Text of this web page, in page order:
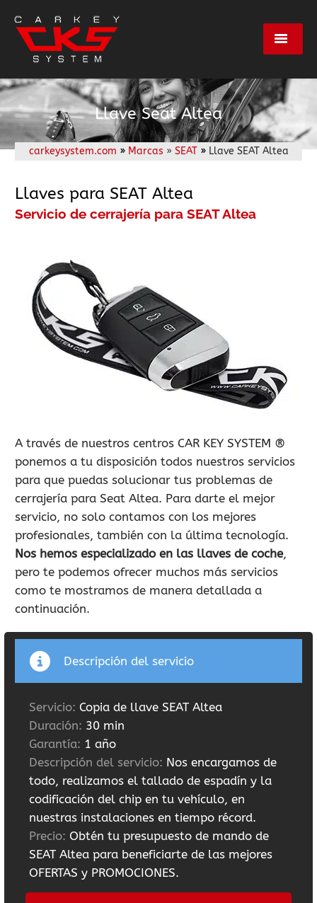
Servicios
Marcas
900 802 604
LLAMA GRATIS
Llave Seat Altea
carkeysystem.com » Marcas » SEAT »Llave SEAT Altea
Llaves para SEAT Altea
Servicio de cerrajería para SEAT Altea
A través de nuestros centros CAR KEY SYSTEM ®
ponemos a tu disposición todos nuestros servicios
para que puedas solucionar tus problemas de
cerrajería para Seat Altea. Para darte el mejor
servicio, no solo contamos con los mejores
profesionales, también con la última tecnología.
Nos hemos especializado en las llaves de coche,
pero te podemos ofrecer muchos más servicios
como te mostramos de manera detallada a
continuación.
Descripción del servicio
Servicio: Copia de llave SEAT Altea
Duración: 30 min
Garantía: 1 año
Descripción del servicio: Nos encargamos de
todo, realizamos el tallado de espadín y la
codificación del chip en tu vehículo, en
nuestras instalaciones en tiempo récord.
Precio: Obtén tu presupuesto de mando de
SEAT Altea para beneficiarte de las mejores
OFERTAS y PROMOCIONES.